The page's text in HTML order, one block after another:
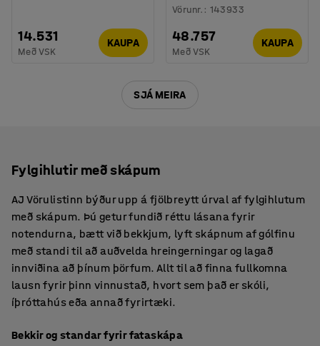
14.531
Með VSK
KAUPA
Vörunr. : 143933
48.757
Með VSK
KAUPA
SJÁ MEIRA
Fylgihlutir með skápum
AJ Vörulistinn býður upp á fjölbreytt úrval af fylgihlutum
með skápum. Þú getur fundið réttu lásana fyrir
notendurna, bætt við bekkjum, lyft skápnum af gólfinu
með standi til að auðvelda hreingerningar og lagað
innviðina að þínum þörfum. Allt til að finna fullkomna
lausn fyrir þinn vinnustað, hvort sem það er skóli,
íþróttahús eða annað fyrirtæki.
Bekkir og standar fyrir fataskápa